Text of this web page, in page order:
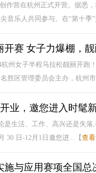
作营在杭州正式开营。据悉
音乐人共同参与。在“第十季
开赛 女子力爆棚，
杭州女子半程马拉松靓丽开
胜区管理委员会主办，杭州
业，邀您进入时髦
是生活、工作、高兴还是失
30 日-12月1日邀您进...【 查
施与应用赛项全国总